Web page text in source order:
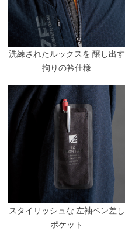
洗練されたルックスを 醸し出す
拘りの衿仕様
スタイリッシュな 左袖ペン差し
ポケット